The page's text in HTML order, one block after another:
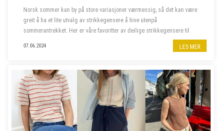
Norsk sommer kan by på store variasjoner værmessig, så det kan være
greit å ha et lite utvalg av strikkegensere å hive utenpå
sommerantrekket. Her er våre favoritter av deilige strikkegensere til
07.06.2024 LES MER